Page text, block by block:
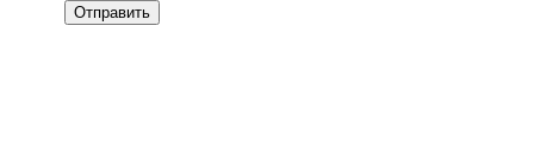
Отправить